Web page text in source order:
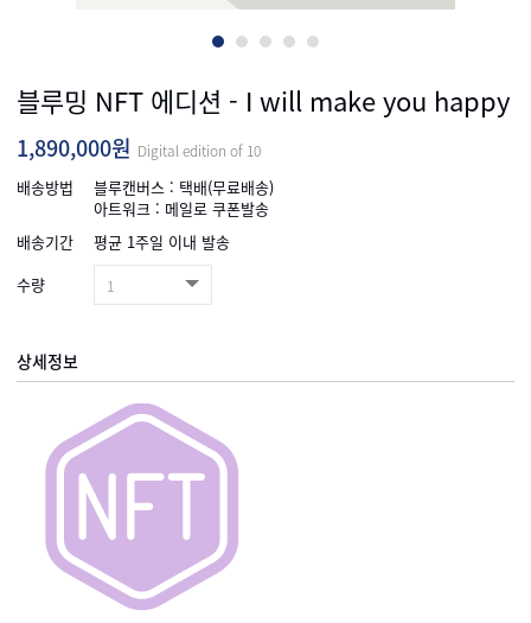
블루밍 NFT 에디션 - I will make you happy
1,890,000원 Digital edition of 10
배송방법
블루캔버스 : 택배(무료배송)
아트워크 : 메일로 쿠폰발송
배송기간
평균 1주일 이내 발송
수량
1
상세정보